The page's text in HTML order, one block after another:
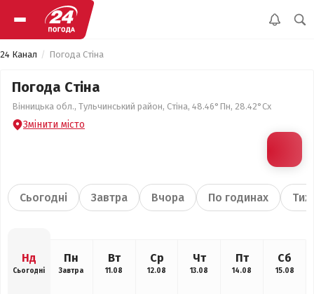
24 Канал Погода Стіна
Погода Стіна
Вінницька обл., Тульчинський район, Стіна, 48.46°Пн, 28.42°Сх
Змінити місто
Сьогодні Завтра Вчора По годинах
Нд
Сьогодні
Пн
Завтра
Вт
11.08
Ср
12.08
Чт
13.08
Пт
14.08
Сб
15.08